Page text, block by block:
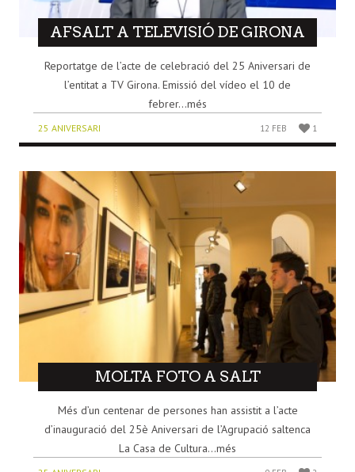
AFSALT A TELEVISIÓ DE GIRONA
Reportatge de l’acte de celebració del 25 Aniversari de
l’entitat a TV Girona. Emissió del vídeo el 10 de
febrer...més
25 ANIVERSARI 12 FEB 1
MOLTA FOTO A SALT
Més d’un centenar de persones han assistit a l’acte
d’inauguració del 25è Aniversari de l’Agrupació saltenca
La Casa de Cultura...més